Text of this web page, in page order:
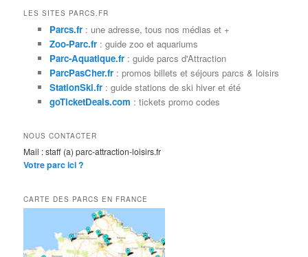
h
LES SITES PARCS.FR
Parcs.fr: une adresse, tous nos médias et +
Zoo-Parc.fr: guide zoo et aquariums
Parc-Aquatique.fr: guide parcs d'Attraction
ParcPasCher.fr: promos billets et séjours parcs & loisirs
StationSki.fr: guide stations de ski hiver et été
goTicketDeals.com : tickets promo codes
NOUS CONTACTER
Mail : staff (a) parc-attraction-loisirs.fr
Votre parc ici ?
CARTE DES PARCS EN FRANCE